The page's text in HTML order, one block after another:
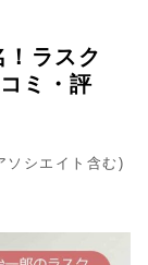
ラスク
ミ・評
ソシエイト含む)